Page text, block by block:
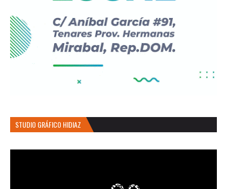
STUDIO GRÁFICO HIDIAZ